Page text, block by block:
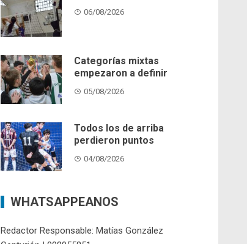
06/08/2026
Categorías mixtas
empezaron a definir
05/08/2026
Todos los de arriba
perdieron puntos
04/08/2026
WHATSAPPEANOS
Redactor Responsable: Matías González